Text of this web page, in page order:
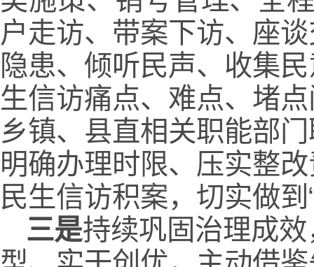
户走访、带案下访、座
隐患、倾听民声、收集
生信访痛点、难点、堵
乡镇、县直相关职能部
明确办理时限、压实整
民生信访积案，切实做
三是持续巩固治理成